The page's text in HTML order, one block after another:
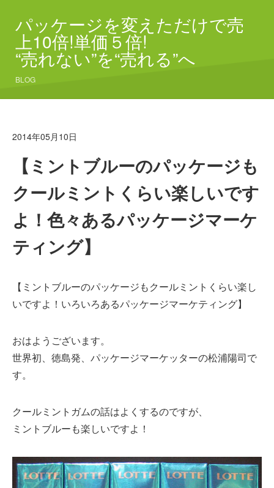
パッケージを変えただけで売
上10倍!単価５倍!
“売れない”を“売れる”へ
BLOG
2014年05月10日
【ミントブルーのパッケージも
クールミントくらい楽しいです
よ！色々あるパッケージマーケ
ティング】
【ミントブルーのパッケージもクールミントくらい楽し
いですよ！いろいろあるパッケージマーケティング】
おはようございます。
世界初、徳島発、パッケージマーケッターの松浦陽司で
す。
クールミントガムの話はよくするのですが、
ミントブルーも楽しいですよ！